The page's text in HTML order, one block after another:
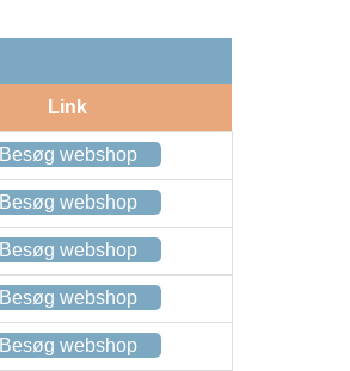
Link
Besøg webshop
Besøg webshop
Besøg webshop
Besøg webshop
Besøg webshop